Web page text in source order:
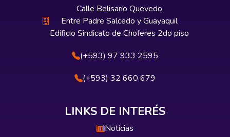
Calle Belisario Quevedo
Entre Padre Salcedo y Guayaquil
Edificio Sindicato de Choferes 2do piso
(+593) 97 933 2595
(+593) 32 660 679
LINKS DE INTERÉS
Noticias